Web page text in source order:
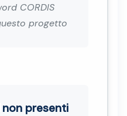
CORDIS
progetto
presenti